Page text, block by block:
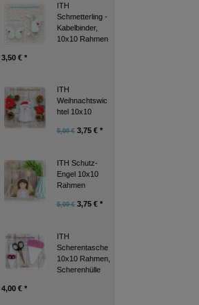
ITH
Schmetterling -
Kabelbinder,
10x10 Rahmen
3,50 € *
ITH
Weihnachtswic
htel 10x10
5,00 €3,75 € *
ITH Schutz-
Engel 10x10
Rahmen
5,00 €3,75 € *
ITH
Scherentasche
10x10 Rahmen,
Scherenhülle
4,00 € *